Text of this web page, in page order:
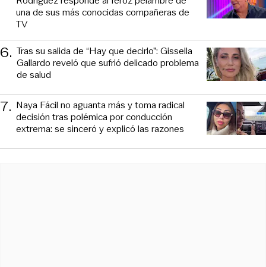
una de sus más conocidas compañeras de
TV
6. Tras su salida de “Hay que decirlo”: Gissella
Gallardo reveló que sufrió delicado problema
de salud
7. Naya Fácil no aguanta más y toma radical
decisión tras polémica por conducción
extrema: se sinceró y explicó las razones